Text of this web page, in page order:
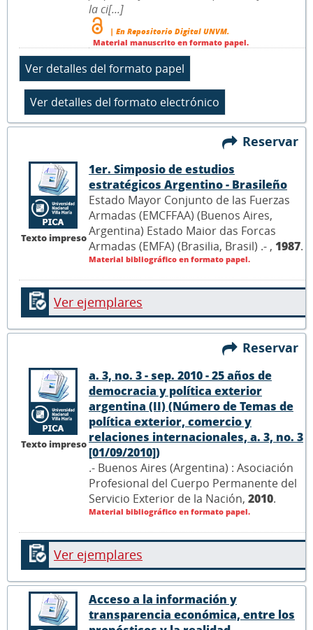
la ci[...]
| En Repositorio Digital UNVM.
Material manuscrito en formato papel.
Reservar
Texto impreso
1er. Simposio de estudios
estratégicos Argentino - Brasileño
Estado Mayor Conjunto de las Fuerzas
Armadas (EMCFFAA) (Buenos Aires,
Argentina) Estado Maior das Forcas
Armadas (EMFA) (Brasilia, Brasil) .- , 1987.
Material bibliográfico en formato papel.
Ver ejemplares
Reservar
Texto impreso
a. 3, no. 3 - sep. 2010 - 25 años de
democracia y política exterior
argentina (II) (Número de Temas de
política exterior, comercio y
relaciones internacionales, a. 3, no. 3
[01/09/2010])
.- Buenos Aires (Argentina) : Asociación
Profesional del Cuerpo Permanente del
Servicio Exterior de la Nación, 2010.
Material bibliográfico en formato papel.
Ver ejemplares
Acceso a la información y
transparencia económica, entre los